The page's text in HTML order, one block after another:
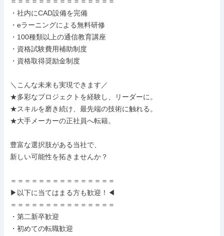
・社内にCAD設備を完備
・eラーニングによる無料研修
・100種類以上の通信教育講座
・資格試験費用補助制度
・資格取得奨励金制度
＼こんな未来も実現できます／
★多彩なプロジェクトを経験し、リーダーに。
★スキルを磨き続け、最先端の技術に触れる。
★大手メーカーの正社員へ転籍。
豊富な選択肢がある当社で、
新しい可能性を拓きませんか？
＝＝＝＝＝＝＝＝＝＝＝＝＝＝＝
▶以下に当てはまる方も歓迎！◀
＝＝＝＝＝＝＝＝＝＝＝＝＝＝＝
・第二新卒歓迎
・初めての転職歓迎